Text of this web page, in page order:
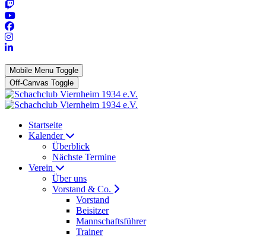
Mobile Menu Toggle
Off-Canvas Toggle
Startseite
Kalender
Überblick
Nächste Termine
Verein
Über uns
Vorstand & Co.
Vorstand
Beisitzer
Mannschaftsführer
Trainer